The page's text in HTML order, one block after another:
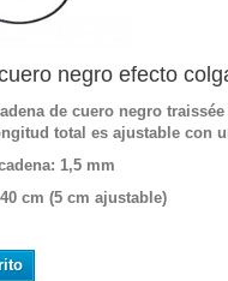
negro efecto
de cuero negro
total es ajustable con
: 1,5 mm
cm (5 cm ajustable)